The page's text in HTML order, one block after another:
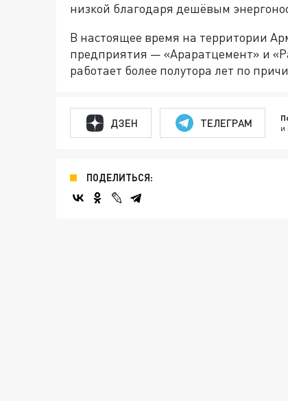
низкой благодаря дешёвым
В настоящее время на территории
предприятия — «Араратцемент» и
работает более полутора лет по
ДЗЕН ТЕЛЕГРАМ и
ПОДЕЛИТЬСЯ: